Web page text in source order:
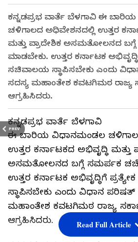
PREV
ಕನ್ನಡಪ್ರಭ ವಾರ್ತೆ ಬೆಳಗಾವಿ ಈ
ಚಳಿಗಾಲದ ಅಧಿವೇಶನದಲ್ಲಿ ಉತ್ತರ
ಮತ್ತು ಪ್ರಾದೇಶಿಕ ಅಸಮತೋಲನದ
ಮಾಡಬೇಕು. ಉತ್ತರ ಕರ್ನಾಟಕ
ಸಚಿವಾಲಯ ಸ್ಥಾಪಿಸಬೇಕು ಎಂದು
ಸದಸ್ಯ ಮಹಾಂತೇಶ ಕವಟಗಿಮಠ ರಾಜ್ಯ
ಆಗ್ರಹಿಸಿದರು.
ಕನ್ನಡಪ್ರಭ ವಾರ್ತೆ ಬೆಳಗಾವಿ
ಈ ಬಾರಿಯ ವಿಧಾನಮಂಡಲ
ಉತ್ತರ ಕರ್ನಾಟಕದ ಅಭಿವೃದ್ಧಿ ಮತ್ತು
ಅಸಮತೋಲನದ ಬಗ್ಗೆ ಸಮರ್ಪಕ
ಉತ್ತರ ಕರ್ನಾಟಕ ಅಭಿವೃದ್ಧಿಗೆ
ಸ್ಥಾಪಿಸಬೇಕು ಎಂದು ವಿಧಾನ
ಮಹಾಂತೇಶ ಕವಟಗಿಮಠ ರಾಜ್ಯ
ಆಗ್ರಹಿಸಿದರು.
Read Full Article